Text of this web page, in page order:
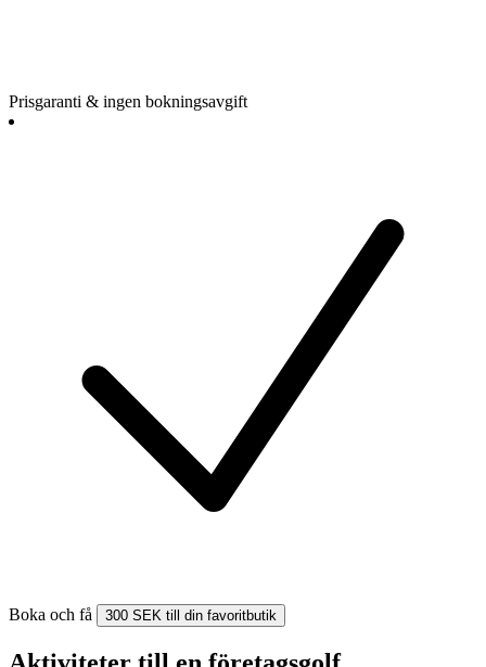
Prisgaranti & ingen bokningsavgift
Boka och få 300 SEK till din favoritbutik